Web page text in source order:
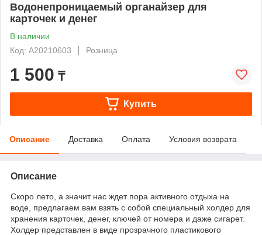
Водонепроницаемый органайзер для
карточек и денег
В наличии
Код: А20210603
Розница
1 500 ₸
Купить
Описание Доставка Оплата Условия возврата
Описание
Скоро лето, а значит нас ждет пора активного отдыха на
воде, предлагаем вам взять с собой специальный холдер для
хранения карточек, денег, ключей от номера и даже сигарет.
Холдер представлен в виде прозрачного пластикового